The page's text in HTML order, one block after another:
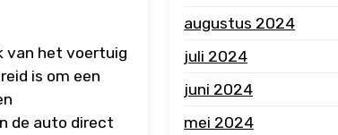
van het voertuig
is om een
de auto direct
augustus 2024
juli 2024
juni 2024
mei 2024